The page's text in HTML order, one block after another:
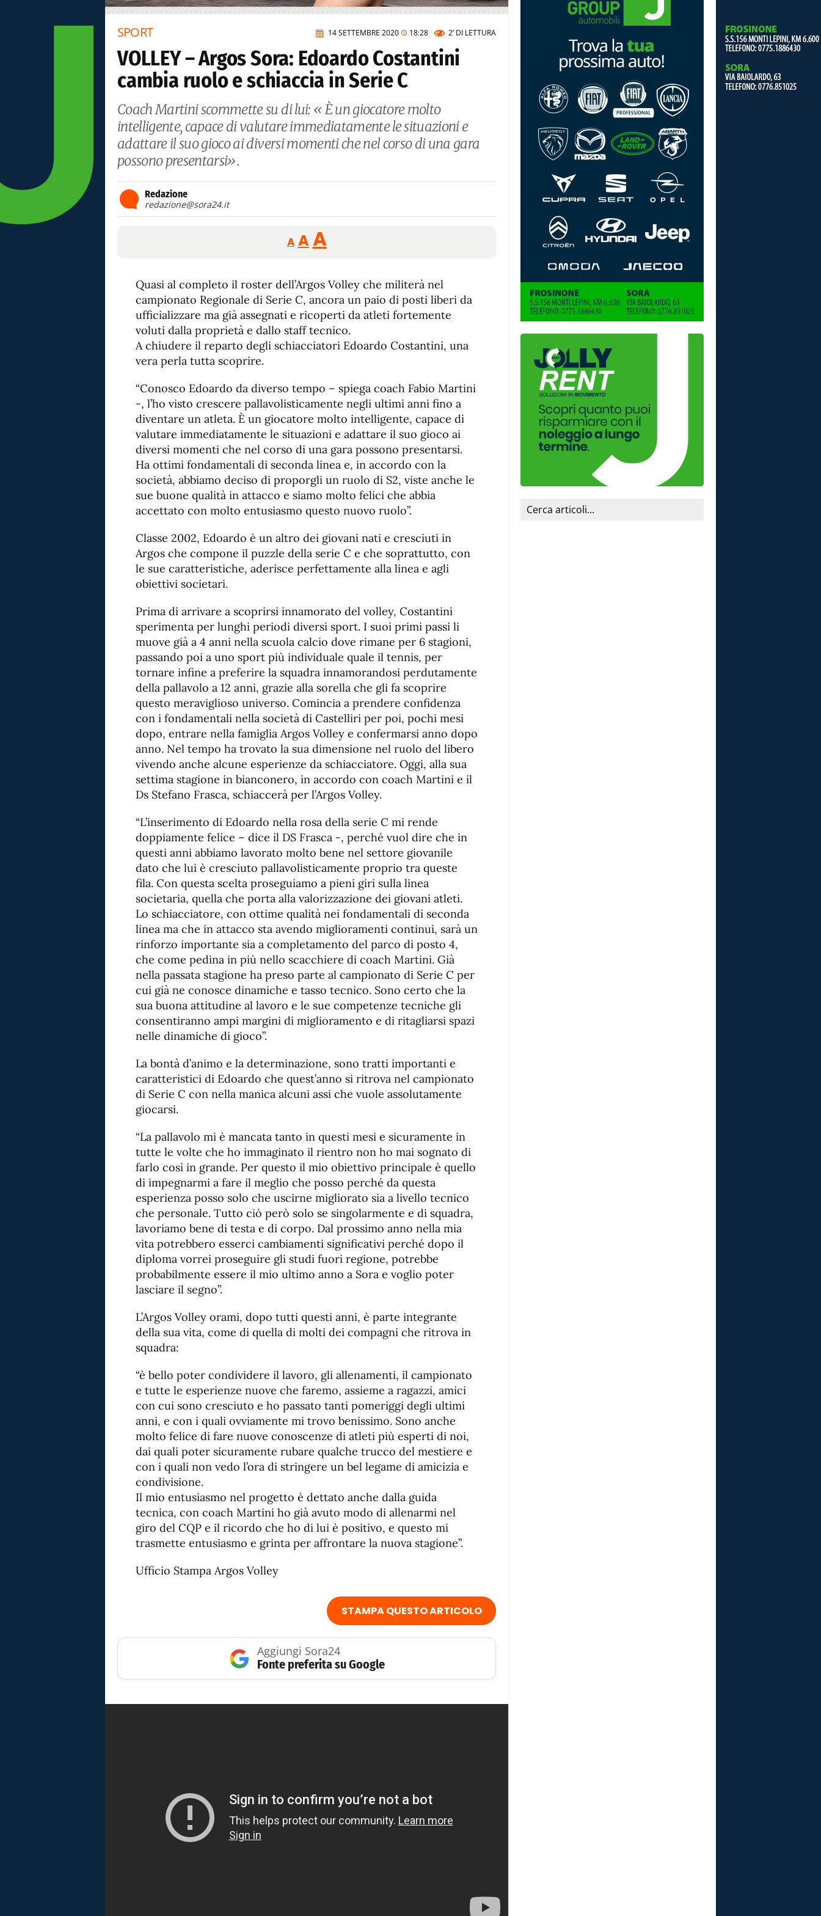
14 SETTEMBRE 2020 18:28 2’ DI LETTURA
SPORT
VOLLEY – Argos Sora: Edoardo Costantini
cambia ruolo e schiaccia in Serie C
Coach Martini scommette su di lui: « È un giocatore molto
intelligente, capace di valutare immediatamente le situazioni e
adattare il suo gioco ai diversi momenti che nel corso di una gara
possono presentarsi».
Redazione
redazione@sora24.it
A
Reducir
tamaño
A Restablecer
tamaño
fuente
AAumentar
de
fuente.
Quasi al completo il roster dell’Argos Volley che militerà nel
campionato Regionale di Serie C, ancora un paio di posti liberi da
ufficializzare ma già assegnati e ricoperti da atleti fortemente
voluti dalla proprietà e dallo staff tecnico.
A chiudere il reparto degli schiacciatori Edoardo Costantini, una
vera perla tutta scoprire.
“Conosco Edoardo da diverso tempo – spiega coach Fabio Martini
-, l’ho visto crescere pallavolisticamente negli ultimi anni fino a
diventare un atleta. È un giocatore molto intelligente, capace di
valutare immediatamente le situazioni e adattare il suo gioco ai
diversi momenti che nel corso di una gara possono presentarsi.
Ha ottimi fondamentali di seconda linea e, in accordo con la
società, abbiamo deciso di proporgli un ruolo di S2, viste anche le
sue buone qualità in attacco e siamo molto felici che abbia
accettato con molto entusiasmo questo nuovo ruolo”.
Classe 2002, Edoardo è un altro dei giovani nati e cresciuti in
Argos che compone il puzzle della serie C e che soprattutto, con
le sue caratteristiche, aderisce perfettamente alla linea e agli
obiettivi societari.
Prima di arrivare a scoprirsi innamorato del volley, Costantini
sperimenta per lunghi periodi diversi sport. I suoi primi passi li
muove già a 4 anni nella scuola calcio dove rimane per 6 stagioni,
passando poi a uno sport più individuale quale il tennis, per
tornare infine a preferire la squadra innamorandosi perdutamente
della pallavolo a 12 anni, grazie alla sorella che gli fa scoprire
questo meraviglioso universo. Comincia a prendere confidenza
con i fondamentali nella società di Castelliri per poi, pochi mesi
dopo, entrare nella famiglia Argos Volley e confermarsi anno dopo
anno. Nel tempo ha trovato la sua dimensione nel ruolo del libero
vivendo anche alcune esperienze da schiacciatore. Oggi, alla sua
settima stagione in bianconero, in accordo con coach Martini e il
Ds Stefano Frasca, schiaccerà per l’Argos Volley.
“L’inserimento di Edoardo nella rosa della serie C mi rende
doppiamente felice – dice il DS Frasca -, perché vuol dire che in
questi anni abbiamo lavorato molto bene nel settore giovanile
dato che lui è cresciuto pallavolisticamente proprio tra queste
fila. Con questa scelta proseguiamo a pieni giri sulla linea
societaria, quella che porta alla valorizzazione dei giovani atleti.
Lo schiacciatore, con ottime qualità nei fondamentali di seconda
linea ma che in attacco sta avendo miglioramenti continui, sarà un
rinforzo importante sia a completamento del parco di posto 4,
che come pedina in più nello scacchiere di coach Martini. Già
nella passata stagione ha preso parte al campionato di Serie C per
cui già ne conosce dinamiche e tasso tecnico. Sono certo che la
sua buona attitudine al lavoro e le sue competenze tecniche gli
consentiranno ampi margini di miglioramento e di ritagliarsi spazi
nelle dinamiche di gioco”.
La bontà d’animo e la determinazione, sono tratti importanti e
caratteristici di Edoardo che quest’anno si ritrova nel campionato
di Serie C con nella manica alcuni assi che vuole assolutamente
giocarsi.
“La pallavolo mi è mancata tanto in questi mesi e sicuramente in
tutte le volte che ho immaginato il rientro non ho mai sognato di
farlo così in grande. Per questo il mio obiettivo principale è quello
di impegnarmi a fare il meglio che posso perché da questa
esperienza posso solo che uscirne migliorato sia a livello tecnico
che personale. Tutto ciò però solo se singolarmente e di squadra,
lavoriamo bene di testa e di corpo. Dal prossimo anno nella mia
vita potrebbero esserci cambiamenti significativi perché dopo il
diploma vorrei proseguire gli studi fuori regione, potrebbe
probabilmente essere il mio ultimo anno a Sora e voglio poter
lasciare il segno”.
L’Argos Volley orami, dopo tutti questi anni, è parte integrante
della sua vita, come di quella di molti dei compagni che ritrova in
squadra:
“è bello poter condividere il lavoro, gli allenamenti, il campionato
e tutte le esperienze nuove che faremo, assieme a ragazzi, amici
con cui sono cresciuto e ho passato tanti pomeriggi degli ultimi
anni, e con i quali ovviamente mi trovo benissimo. Sono anche
molto felice di fare nuove conoscenze di atleti più esperti di noi,
dai quali poter sicuramente rubare qualche trucco del mestiere e
con i quali non vedo l’ora di stringere un bel legame di amicizia e
condivisione.
Il mio entusiasmo nel progetto è dettato anche dalla guida
tecnica, con coach Martini ho già avuto modo di allenarmi nel
giro del CQP e il ricordo che ho di lui è positivo, e questo mi
trasmette entusiasmo e grinta per affrontare la nuova stagione”.
Ufficio Stampa Argos Volley
STAMPA QUESTO ARTICOLO
Aggiungi Sora24
Fonte preferita su Google